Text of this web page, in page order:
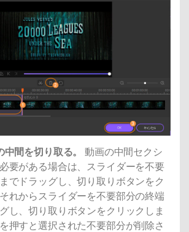
間を切り取る。
動画の中間セクシ
要がある場合は、スライダーを不要
でドラッグし、切り取りボタンをク
れからスライダーを不要部分の終端
し、切り取りボタンをクリックしま
押すと選択された不要部分が削除さ